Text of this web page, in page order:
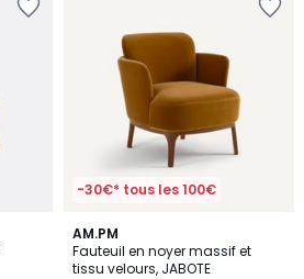
-30€* tous les 100€
AM.PM
Fauteuil en noyer massif et
tissu velours, JABOTE